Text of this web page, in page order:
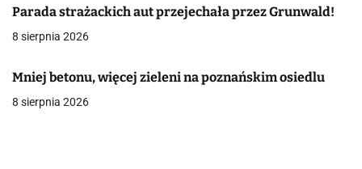
p
s
Parada strażackich aut przejechała przez Grunwald!
8 sierpnia 2026
Mniej betonu, więcej zieleni na poznańskim osiedlu
8 sierpnia 2026